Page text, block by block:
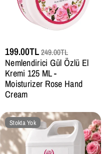
Nemlendirici Gül Özlü El
Kremi 125 ML -
Moisturizer Rose Hand
Cream
199.00TL249.00TL
Stokta Yok